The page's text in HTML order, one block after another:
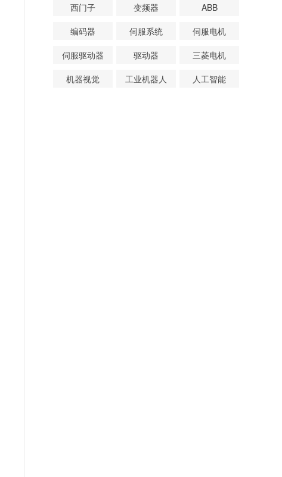
西门子
变频器
ABB
编码器
伺服系统
伺服电机
伺服驱动器
驱动器
三菱电机
机器视觉
工业机器人 人工智能